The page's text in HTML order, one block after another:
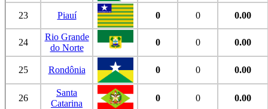
23 Piauí 0 0 0.00
24
Rio Grande
do Norte
0 0 0.00
25 Rondônia 0 0 0.00
26
Santa
Catarina
0 0 0.00